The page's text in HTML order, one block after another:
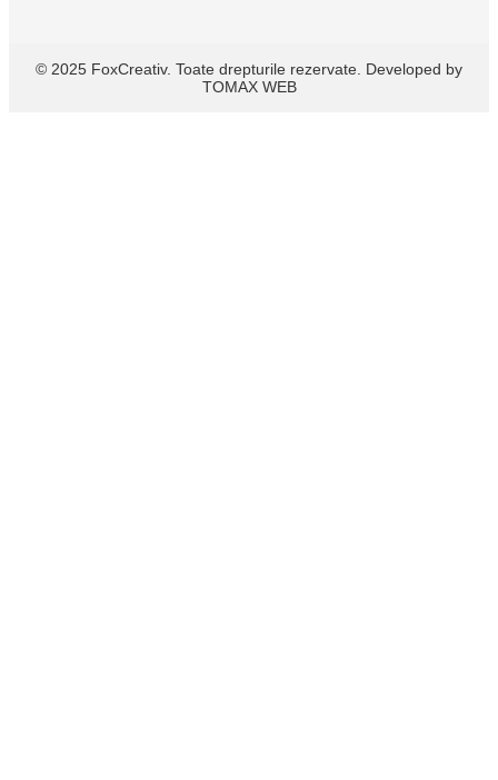
© 2025 FoxCreativ. Toate drepturile rezervate. Developed by
TOMAX WEB